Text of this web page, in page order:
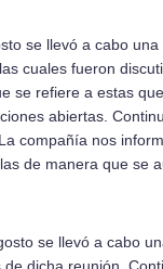
se llevó a cabo una
cuales fueron
se refiere a estas
abiertas.
compañí­­a nos
de manera que se
se llevó a cabo